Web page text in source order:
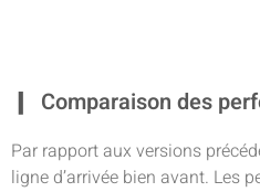
Comparaison des
Par rapport aux versions
ligne d’arrivée bien avant. Les